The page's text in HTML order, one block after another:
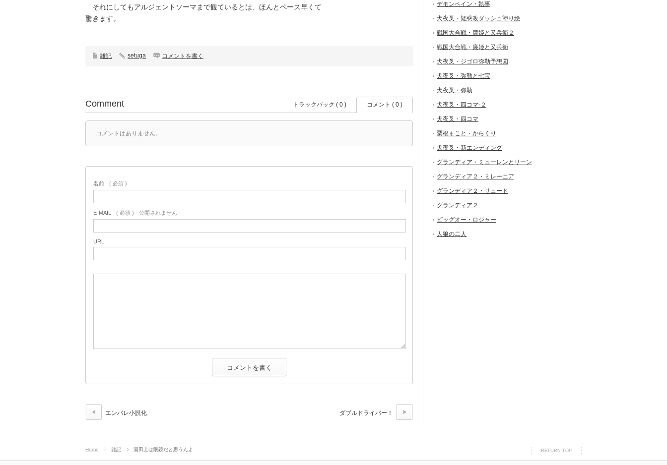
それにしてもアルジェントソーマまで観ているとは、ほんとペース早くて
驚きます。
雑記 setuga コメントを書く
Comment トラックバック ( 0 ) コメント ( 0 )
コメントはありません。
名前 ( 必須 )
E-MAIL ( 必須 ) - 公開されません -
URL
エンバレ小説化 ダブルドライバー！
デモンベイン・執事
犬夜叉・疑惑改ダッシュ塗り絵
戦国大合戦・廉姫と又兵衛２
戦国大合戦・廉姫と又兵衛
犬夜叉・ジゴロ弥勒予想図
犬夜叉・弥勒と七宝
犬夜叉・弥勒
犬夜叉・四コマ-２
犬夜叉・四コマ
粟根まこと・からくり
犬夜叉・新エンディング
グランディア・ミューレンとリーン
グランディア２・ミレーニア
グランディア２・リュード
グランディア２
ビッグオー・ロジャー
人狼の二人
Home 雑記 湯田上は眼鏡だと思うんよ RETURN TOP